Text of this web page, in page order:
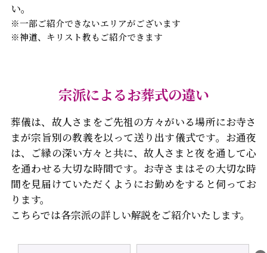
い。
※一部ご紹介できないエリアがございます
※神道、キリスト教もご紹介できます
宗派によるお葬式の違い
葬儀は、故人さまをご先祖の方々がいる場所にお寺さ
まが宗旨別の教義を以って送り出す儀式です。お通夜
は、ご縁の深い方々と共に、故人さまと夜を通して心
を通わせる大切な時間です。お寺さまはその大切な時
間を見届けていただくようにお勤めをすると伺ってお
ります。
こちらでは各宗派の詳しい解説をご紹介いたします。